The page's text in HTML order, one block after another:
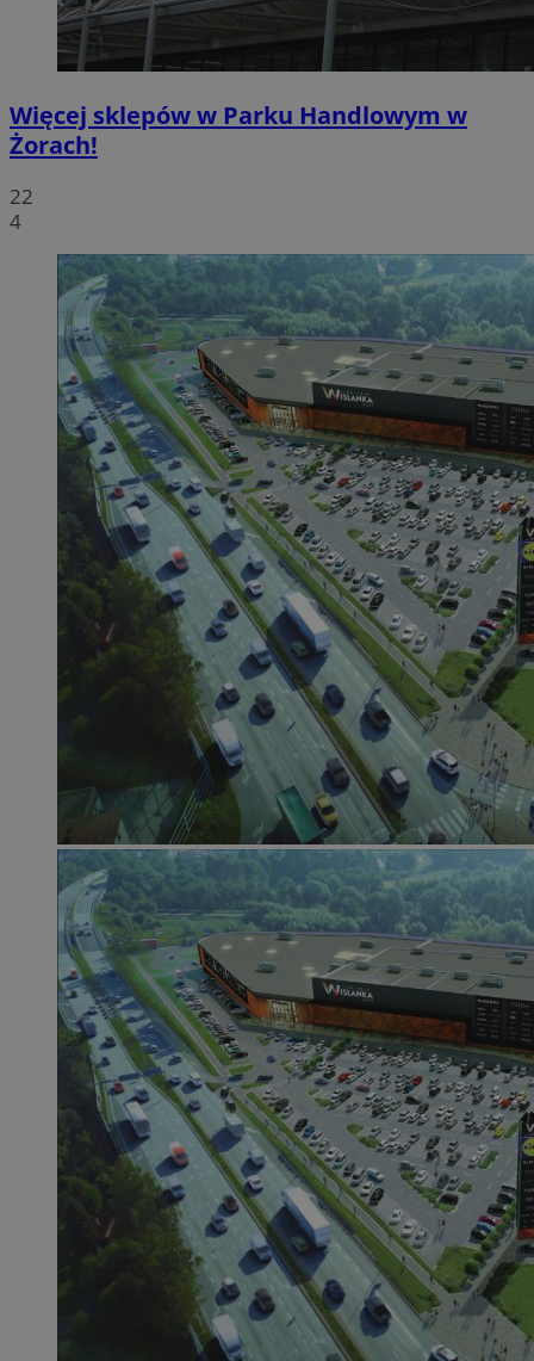
Więcej sklepów w Parku Handlowym w
Żorach!
22
4